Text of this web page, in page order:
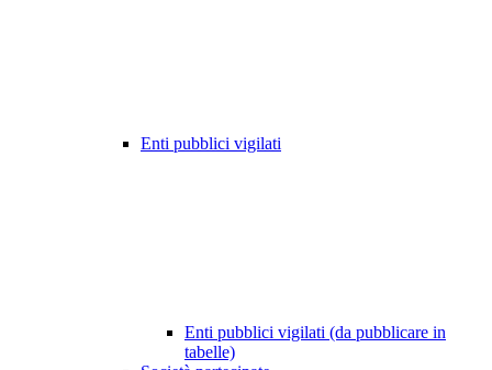
Enti pubblici vigilati
Enti pubblici vigilati (da pubblicare in
tabelle)